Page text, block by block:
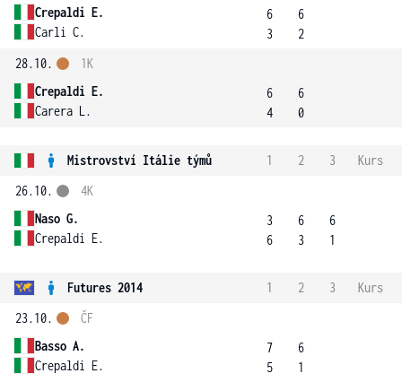
Crepaldi E.
Carli C.
6
3
6
2
28.10.
Crepaldi E.
Carera L.
1K
6
4
6
0
Mistrovství Itálie týmů 1 2 3
Kurs
26.10.
Naso G.
Crepaldi E.
4K
3
6
6
3
6
1
Futures 2014 1 2 3
Kurs
23.10.
Basso A.
Crepaldi E.
ČF
7
5
6
1